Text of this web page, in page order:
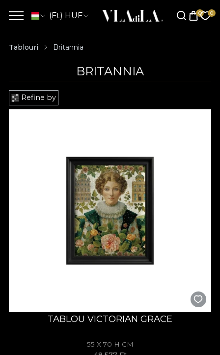
(Ft) HUF
Tablouri Britannia
BRITANNIA
Refine by
TABLOU VICTORIAN GRACE
55 X 70 H CM